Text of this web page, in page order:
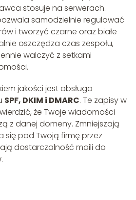
stosuje na serwerach.
samodzielnie regulować
i tworzyć czarne oraz białe
oszczędza czas zespołu,
walczyć z setkami
jakości jest obsługa
SPF, DKIM i DMARC. Te zapisy w
że Twoje wiadomości
z danej domeny. Zmniejszają
się pod Twoją firmę przez
dostarczalność maili do